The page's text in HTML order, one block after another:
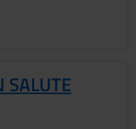
SALUTE